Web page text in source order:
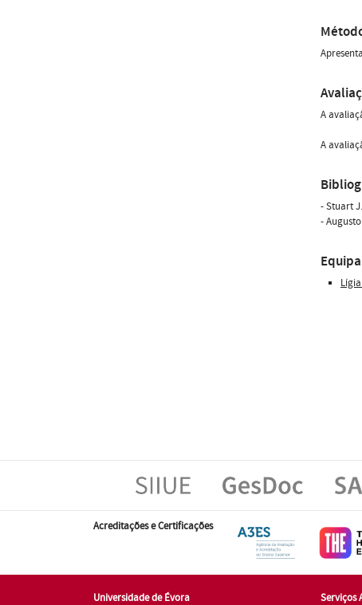
A
A
- Stuart
-
Acreditações e Certificações
Universidade de Évora Serviços